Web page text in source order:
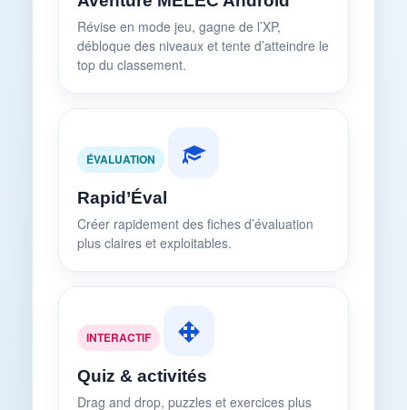
Révise en mode jeu, gagne de l’XP,
débloque des niveaux et tente d’atteindre le
top du classement.
ÉVALUATION
Rapid’Éval
Créer rapidement des fiches d’évaluation
plus claires et exploitables.
INTERACTIF
Quiz & activités
Drag and drop, puzzles et exercices plus